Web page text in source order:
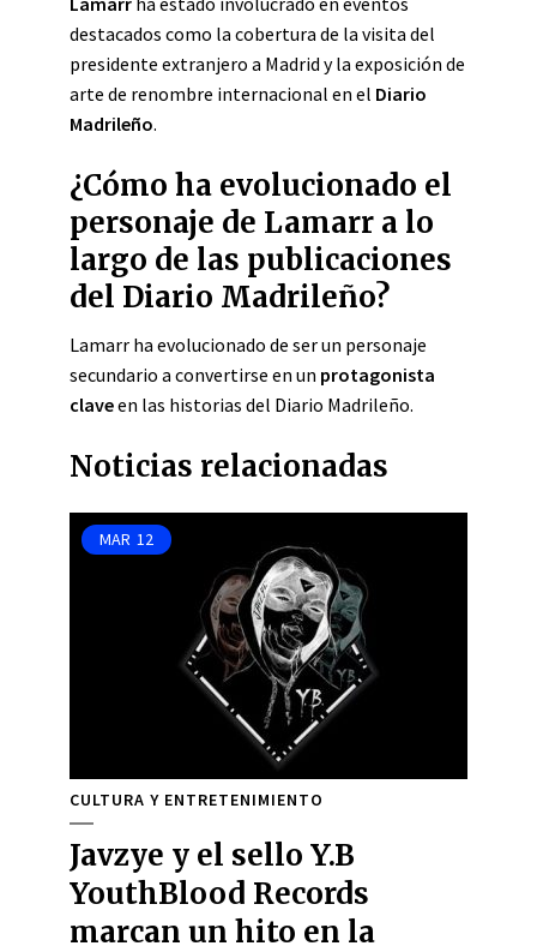
destacados como la cobertura de la visita del
presidente extranjero a Madrid y la exposición de
arte de renombre internacional en el Diario
Madrileño.
¿Cómo ha evolucionado el
personaje de Lamarr a lo
largo de las publicaciones
del Diario Madrileño?
Lamarr ha evolucionado de ser un personaje
secundario a convertirse en un protagonista
claveen las historias del Diario Madrileño.
Noticias relacionadas
MAR 12
CULTURA Y ENTRETENIMIENTO
Javzye y el sello Y.B
YouthBlood Records
marcan un hito en la